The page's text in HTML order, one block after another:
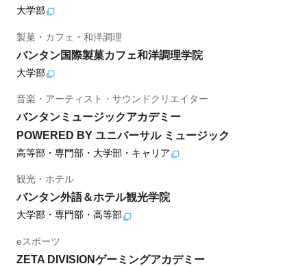
大学部
製菓・カフェ・和洋調理
バンタン国際製菓カフェ和洋調理学院
大学部
音楽・アーティスト・サウンドクリエイター
バンタンミュージックアカデミー
POWERED BY ユニバーサル ミュージック
高等部・専門部・大学部・キャリア
観光・ホテル
バンタン外語＆ホテル観光学院
大学部・専門部・高等部
eスポーツ
ZETA DIVISIONゲーミングアカデミー